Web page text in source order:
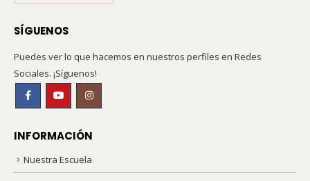
SÍGUENOS
Sociales. ¡Síguenos!
Nuestro Proyecto Educativo